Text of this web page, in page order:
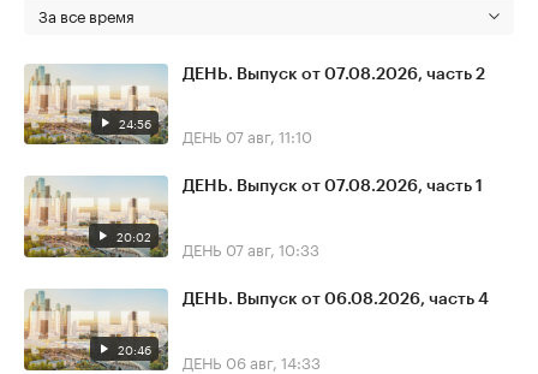
За все время
24:56
ДЕНЬ. Выпуск от 07.08.2026, часть 2
ДЕНЬ 07 авг, 11:10
20:02
ДЕНЬ. Выпуск от 07.08.2026, часть 1
ДЕНЬ 07 авг, 10:33
20:46
ДЕНЬ. Выпуск от 06.08.2026, часть 4
ДЕНЬ 06 авг, 14:33